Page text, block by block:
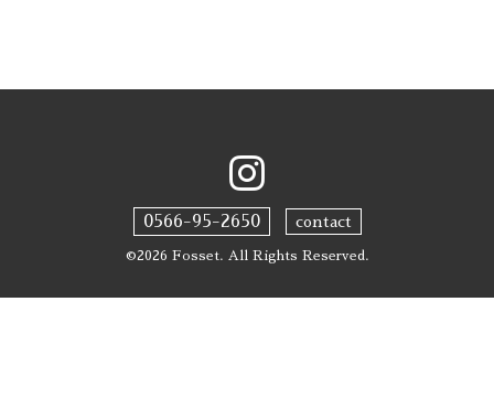
0566-95-2650 contact
©2026 Fosset. All Rights Reserved.